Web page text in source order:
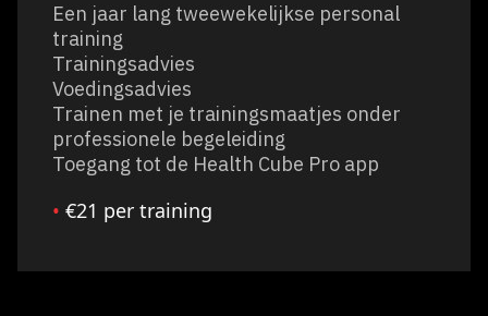
Een jaar lang tweewekelijkse personal
training
Trainingsadvies
Voedingsadvies
Trainen met je trainingsmaatjes onder
professionele begeleiding
Toegang tot de Health Cube Pro app
• €21 per training